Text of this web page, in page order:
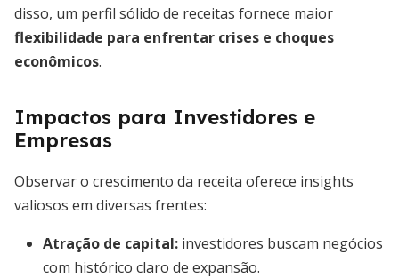
disso, um perfil sólido de receitas fornece maior
flexibilidade para enfrentar crises e choques
econômicos.
Impactos para Investidores e
Empresas
Observar o crescimento da receita oferece insights
valiosos em diversas frentes:
Atração de capital: investidores buscam negócios
com histórico claro de expansão.